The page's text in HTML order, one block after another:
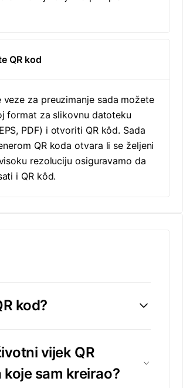
QR kod
veze za preuzimanje sada možete
format za slikovnu datoteku
PDF) i otvoriti QR kôd. Sada
QR koda otvara li se željeni
rezoluciju osiguravamo da
i QR kôd.
kod?
vijek QR
koje sam kreirao?